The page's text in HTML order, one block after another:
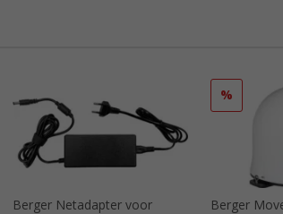
Berger Netadapter voor
%
Berger